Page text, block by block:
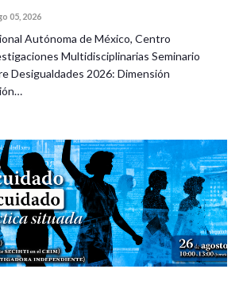
05, 2026
Autónoma de México, Centro
Multidisciplinarias Seminario
Desigualdades 2026: Dimensión